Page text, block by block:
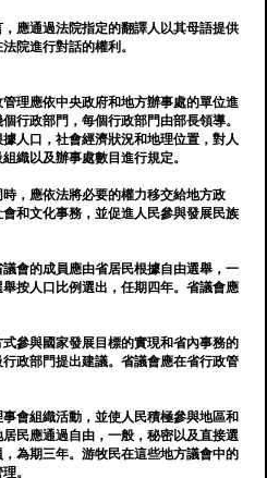
應通過法院指定的翻譯人以其母語提供
院進行對話的權利。
理應依中央政府和地方辦事處的單位進
行政部門，每個行政部門由部長領導。
人口，社會經濟狀況和地理位置，對人
織以及辦事處數目進行規定。
，應依法將必要的權力移交給地方政
和文化事務，並促進人民參與發展民族
會的成員應由省居民根據自由選舉，一
按人口比例選出，任期四年。省議會應
參與國家發展目標的實現和省內事務的
政部門提出建議。省議會應在省行政管
會組織活動，並使人民積極參與地區和
民應通過自由，一般，秘密以及直接選
為期三年。游牧民在這些地方議會中的
。